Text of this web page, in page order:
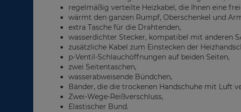
regelmäßig verteilte Heizkabel, die Ihnen eine
wärmt den ganzen Rumpf, Oberschenkel und
extra Tasche für die Drahtenden,
wasserdichter Stecker, kompatibel mit anderen
zusätzliche Kabel zum Einstecken der
p-Ventil-Schlauchöffnungen auf beiden Seiten,
zwei Seitentaschen,
wasserabweisende Bündchen,
Bänder, die die trockenen Handschuhe mit Luft
Zwei-Wege-Reißverschluss,
Elastischer Bund.